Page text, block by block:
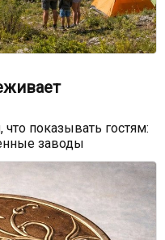
показывать гостям:
заводы